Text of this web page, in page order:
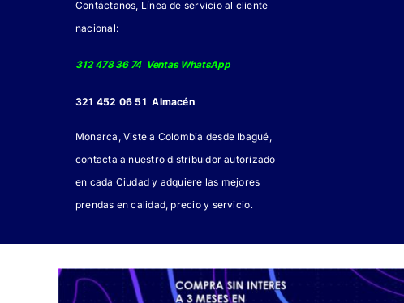
Contáctanos, Línea de servicio al cliente
nacional:
312 478 36 74 Ventas WhatsApp
321 452 06 51 Almacén
Monarca, Viste a Colombia desde Ibagué,
contacta a nuestro distribuidor autorizado
en cada Ciudad y adquiere las mejores
prendas en calidad, precio y servicio.